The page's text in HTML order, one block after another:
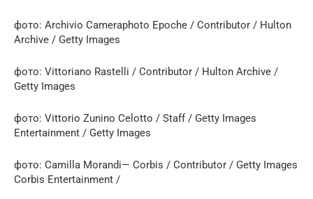
фото: Archivio Cameraphoto Epoche / Contributor / Hulton
Archive / Getty Images
фото: Vittoriano Rastelli / Contributor / Hulton Archive /
Getty Images
фото: Vittorio Zunino Celotto / Staff / Getty Images
Entertainment / Getty Images
фото: Camilla Morandi— Corbis / Contributor / Getty Images
Corbis Entertainment /